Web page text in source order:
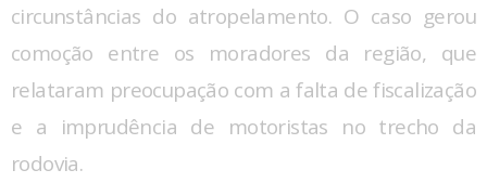
circunstâncias do atropelamento. O caso gerou
comoção entre os moradores da região, que
relataram preocupação com a falta de fiscalização
e a imprudência de motoristas no trecho da
rodovia.